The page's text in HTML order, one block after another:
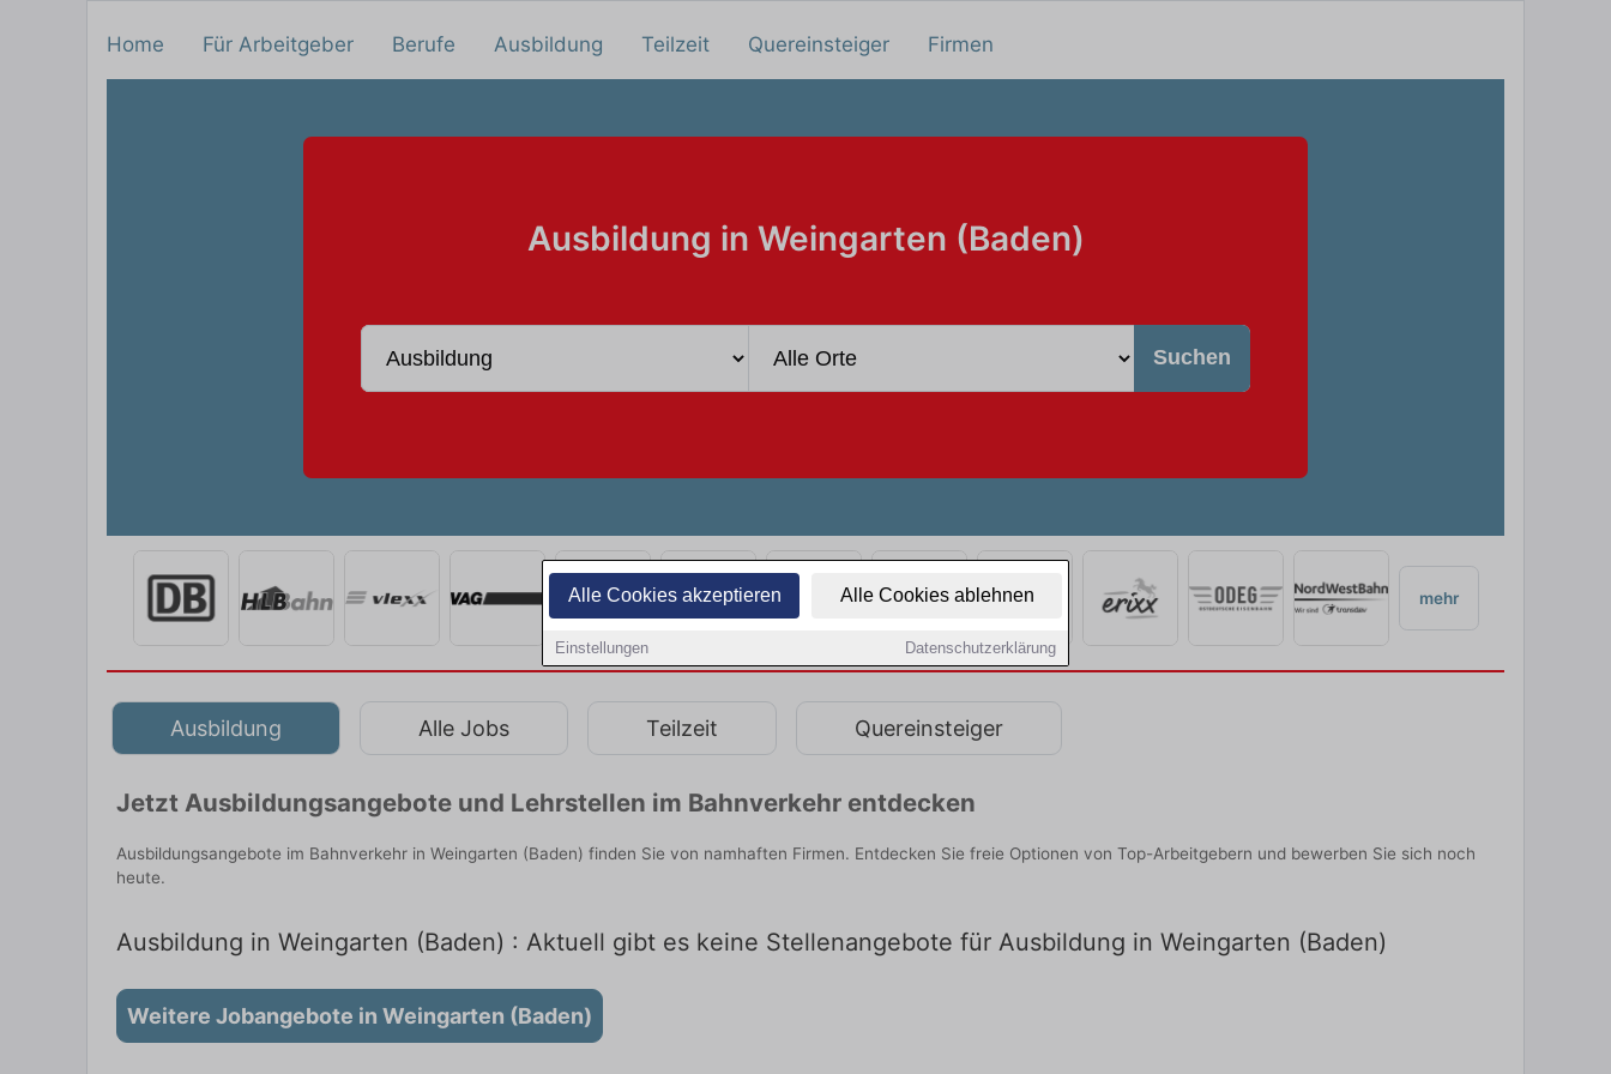
Alle Cookies akzeptieren Alle Cookies ablehnen
Einstellungen Datenschutzerklärung
Home Für Arbeitgeber Berufe Ausbildung Teilzeit Quereinsteiger Firmen
Ausbildung in Weingarten (Baden)
Suchen
mehr
Ausbildung Alle Jobs Teilzeit Quereinsteiger
Jetzt Ausbildungsangebote und Lehrstellen im Bahnverkehr entdecken
Ausbildungsangebote im Bahnverkehr in Weingarten (Baden) finden Sie von namhaften Firmen. Entdecken Sie freie Optionen von Top-Arbeitgebern und bewerben Sie sich noch
heute.
Ausbildung in Weingarten (Baden) : Aktuell gibt es keine Stellenangebote für Ausbildung in Weingarten (Baden)
Weitere Jobangebote in Weingarten (Baden)